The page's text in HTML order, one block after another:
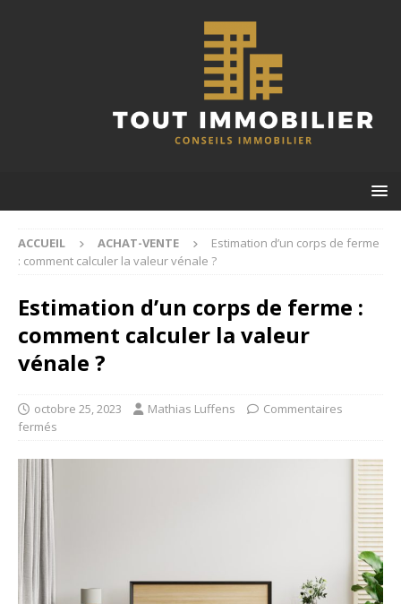
ACCUEIL ACHAT-VENTE
Estimation d’un corps de ferme
: comment calculer la valeur vénale ?
Estimation d’un corps de ferme :
comment calculer la valeur
vénale ?
octobre 25, 2023 Mathias Luffens
Commentaires
fermés